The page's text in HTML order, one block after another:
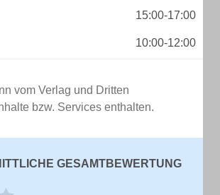
15:00-17:00
10:00-12:00
vom Verlag und Dritten
bzw. Services enthalten.
GESAMTBEWERTUNG